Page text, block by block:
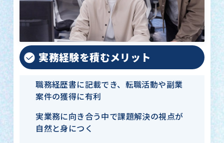
実務経験を積むメリット
職務経歴書に記載でき、転職活動や副業
案件の獲得に有利
実業務に向き合う中で課題解決の視点が
自然と身につく